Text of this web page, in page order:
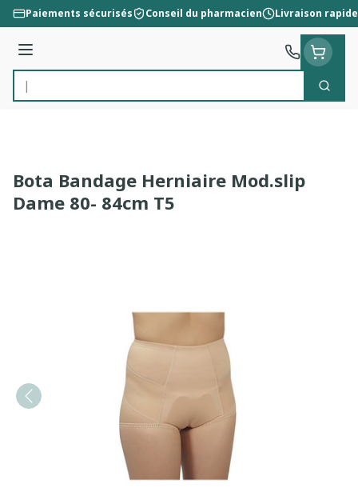
Aller au contenu
Paiements sécurisés Conseil du pharmacien Livraison rapide
Menu
Rechercher
Bota Bandage Herniaire Mod.slip
Dame 80- 84cm T5